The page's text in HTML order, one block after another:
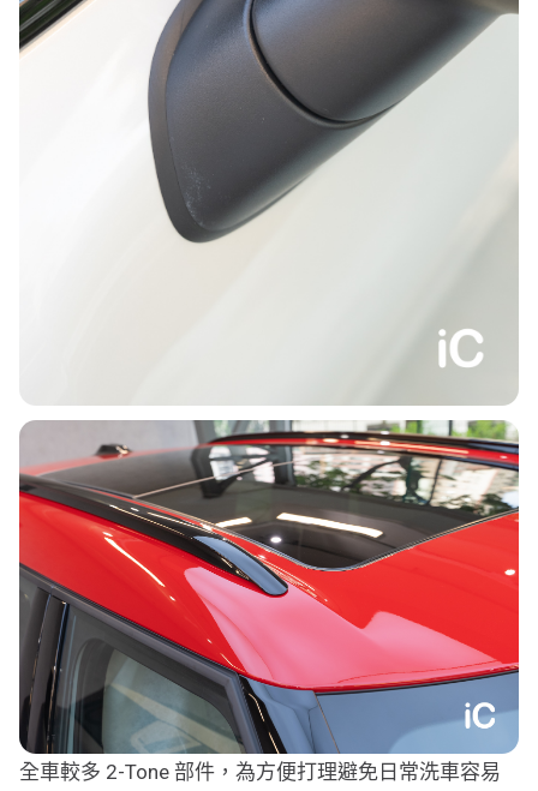
全車較多 2-Tone 部件，為方便打理避免日常洗車容易